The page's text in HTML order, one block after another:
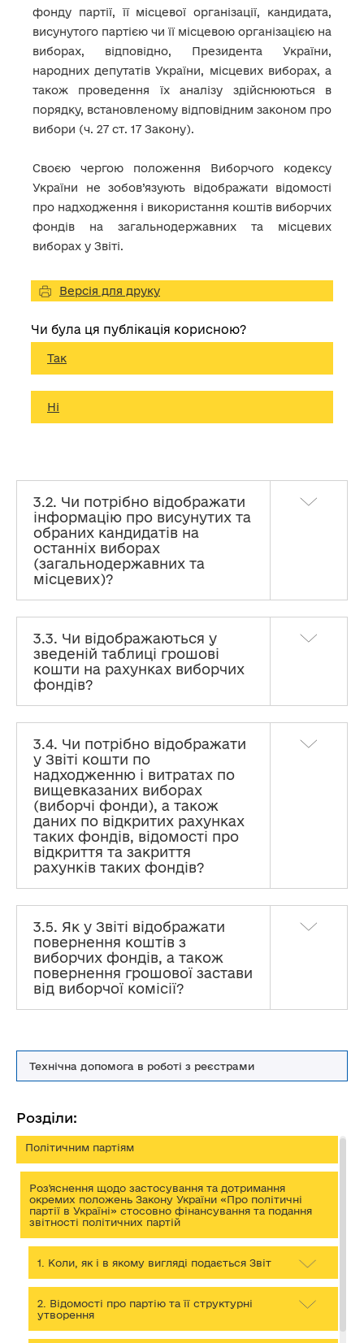
Технічна допомога в роботі з реєстрами
Розділи:
Політичним партіям
Роз'яснення щодо застосування та дотримання
окремих положень Закону України «Про політичні
партії в Україні» стосовно фінансування та подання
звітності політичних партій
1. Коли, як і в якому вигляді подається Звіт
2. Відомості про партію та її структурні
утворення
фонду партії, її місцевої організації, кандидата,
висунутого партією чи її місцевою організацією на
виборах, відповідно, Президента України,
народних депутатів України, місцевих виборах, а
також проведення їх аналізу здійснюються в
порядку, встановленому відповідним законом про
вибори (ч. 27 ст. 17 Закону).
Своєю чергою положення Виборчого кодексу
України не зобов’язують відображати відомості
про надходження і використання коштів виборчих
фондів на загальнодержавних та місцевих
виборах у Звіті.
Версія для друку
Чи була ця публікація корисною?
Так
Ні
3.2. Чи потрібно відображати
інформацію про висунутих та
обраних кандидатів на
останніх виборах
(загальнодержавних та
місцевих)?
3.3. Чи відображаються у
зведеній таблиці грошові
кошти на рахунках виборчих
фондів?
3.4. Чи потрібно відображати
у Звіті кошти по
надходженню і витратах по
вищевказаних виборах
(виборчі фонди), а також
даних по відкритих рахунках
таких фондів, відомості про
відкриття та закриття
рахунків таких фондів?
3.5. Як у Звіті відображати
повернення коштів з
виборчих фондів, а також
повернення грошової застави
від виборчої комісії?